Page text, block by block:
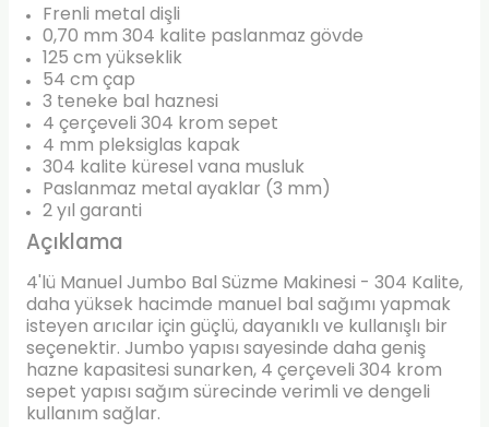
Frenli metal dişli
0,70 mm 304 kalite paslanmaz gövde
125 cm yükseklik
54 cm çap
3 teneke bal haznesi
4 çerçeveli 304 krom sepet
4 mm pleksiglas kapak
304 kalite küresel vana musluk
Paslanmaz metal ayaklar (3 mm)
2 yıl garanti
Açıklama
4'lü Manuel Jumbo Bal Süzme Makinesi - 304 Kalite,
daha yüksek hacimde manuel bal sağımı yapmak
isteyen arıcılar için güçlü, dayanıklı ve kullanışlı bir
seçenektir. Jumbo yapısı sayesinde daha geniş
hazne kapasitesi sunarken, 4 çerçeveli 304 krom
sepet yapısı sağım sürecinde verimli ve dengeli
kullanım sağlar.